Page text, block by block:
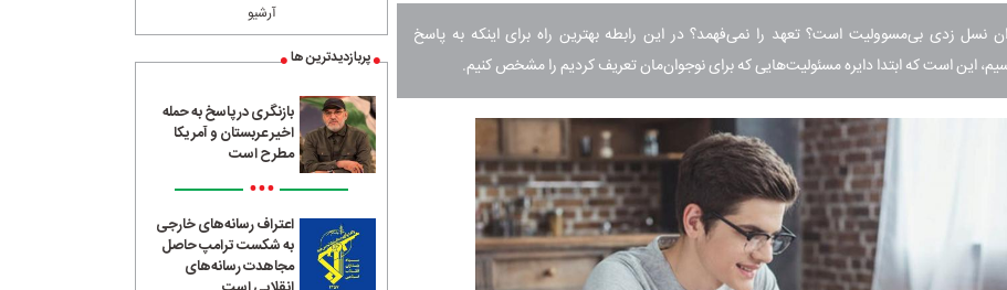
نسل زدی بی‌مسوولیت است؟ تعهد را نمی‌فهمد؟ در این رابطه بهترین راه برای اینکه به پاسخ
این است که ابتدا دایره مسئولیت‌هایی که برای نوجوان‌مان تعریف کردیم را مشخص کنیم.
آرشیو
پربازدیدترین ها
بازنگری در پاسخ به حمله
اخیر عربستان و آمریکا
مطرح است
•••
اعتراف رسانه‌های خارجی
به شکست ترامپ حاصل
مجاهدت رسانه‌های